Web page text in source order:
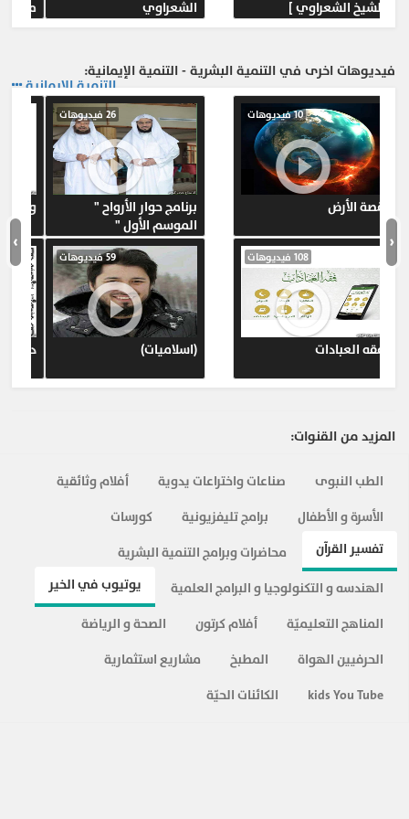
1- الإمام محمد الأمين الشنقيطي رحمه الله وتفسيره
أضواء البيان
774
1- الشيخ عبد الرحمن بن ناصر السعدي وتفسيره تيسير
اهل التفسير
المزيد ...
الشيخ الشعراوي ]
الشعراوي
فيديوهات اخرى في التنمية البشرية - التنمية الإيمانية:
التنمية الإيمانية
قصة الأرض
10 فيديوهات
برنامج حوار الأرواح "
الموسم الأول "
26 فيديوهات
فقه العبادات
108 فيديوهات
(اسلاميات)
59 فيديوهات ‹
›
المزيد من القنوات:
الطب النبوى صناعات واختراعات يدوية
أفلام وثائقية
الأسرة و الأطفال
برامج تليفزيونية
كورسات
تفسير القرآن
محاضرات وبرامج التنمية البشرية
الهندسه و التكنولوجيا و البرامج العلمية
يوتيوب في الخير
المناهج التعليميّة
أفلام كرتون
الصحة و الرياضة
الحرفيين الهواة
المطبخ
مشاريع استثمارية
kids You Tube
الكائنات الحيّة